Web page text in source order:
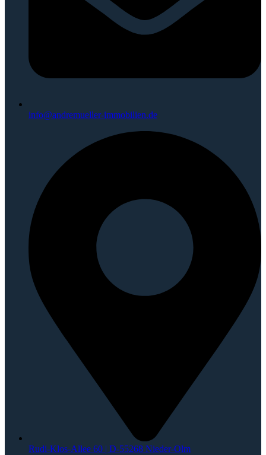
info@andremueller-immobilien.de
Rudi-Klos-Allee 60 | D-55268 Nieder-Olm